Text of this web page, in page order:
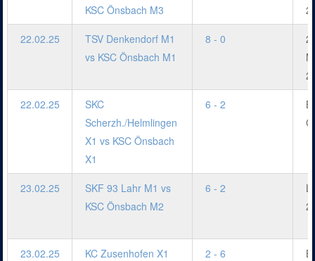
KSC Önsbach M3
22.02.25
TSV Denkendorf M1
vs KSC Önsbach M1
8 - 0
22.02.25
SKC
Scherzh./Helmlingen
X1 vs KSC Önsbach
X1
6 - 2
23.02.25
SKF 93 Lahr M1 vs
KSC Önsbach M2
6 - 2
23.02.25
KC Zusenhofen X1
2 - 6